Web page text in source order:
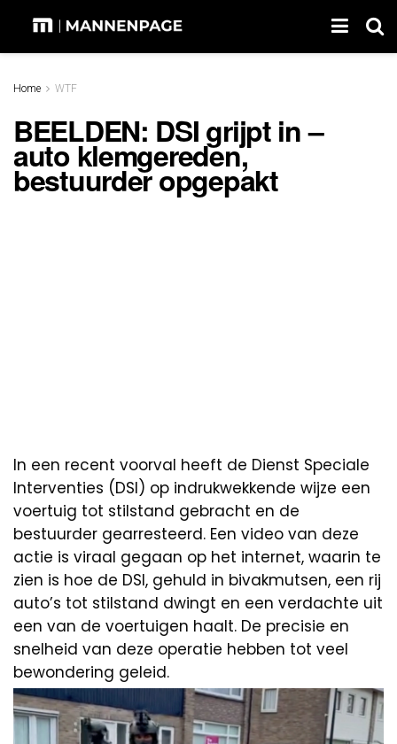
Home WTF
BEELDEN: DSI grijpt in –
auto klemgereden,
bestuurder opgepakt
In een recent voorval heeft de Dienst Speciale
Interventies (DSI) op indrukwekkende wijze een
voertuig tot stilstand gebracht en de
bestuurder gearresteerd. Een video van deze
actie is viraal gegaan op het internet, waarin te
zien is hoe de DSI, gehuld in bivakmutsen, een rij
auto’s tot stilstand dwingt en een verdachte uit
een van de voertuigen haalt. De precisie en
snelheid van deze operatie hebben tot veel
bewondering geleid.